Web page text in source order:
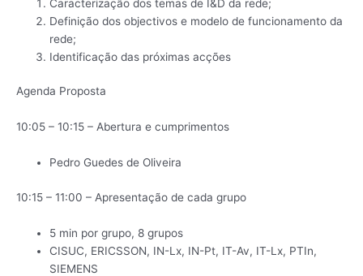
Caracterização dos temas de I&D da rede;
Definição dos objectivos e modelo de funcionamento da
rede;
Identificação das próximas acções
Agenda Proposta
10:05 – 10:15 – Abertura e cumprimentos
Pedro Guedes de Oliveira
10:15 – 11:00 – Apresentação de cada grupo
5 min por grupo, 8 grupos
CISUC, ERICSSON, IN-Lx, IN-Pt, IT-Av, IT-Lx, PTIn,
SIEMENS